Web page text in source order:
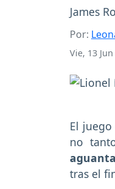
James
Por:
Vie, 13
El
no
tras el